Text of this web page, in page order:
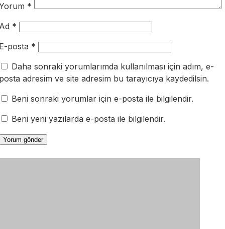
*
*
posta *
Daha sonraki yorumlarımda kullanılması için adım, e-
adresim ve site adresim bu tarayıcıya kaydedilsin.
Beni sonraki yorumlar için e-posta ile bilgilendir.
Beni yeni yazılarda e-posta ile bilgilendir.